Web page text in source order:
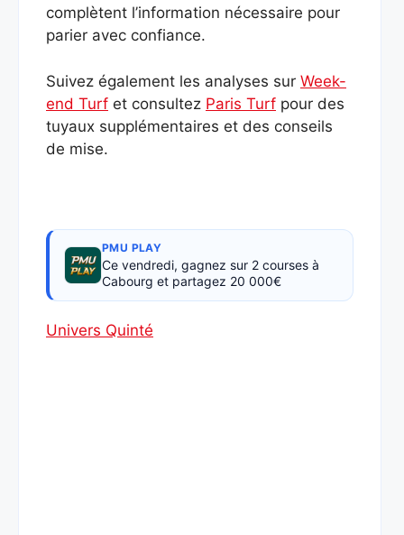
complètent l’information nécessaire pour
parier avec confiance.
Suivez également les analyses sur Week-
end Turf et consultez Paris Turf pour des
tuyaux supplémentaires et des conseils
de mise.
PMU PLAY
Ce vendredi, gagnez sur 2 courses à
Cabourg et partagez 20 000€
Univers Quinté